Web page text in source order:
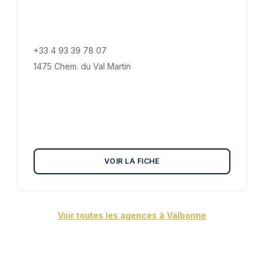
+33 4 93 39 78 07
1475 Chem. du Val Martin
VOIR LA FICHE
Voir toutes les agences à Valbonne